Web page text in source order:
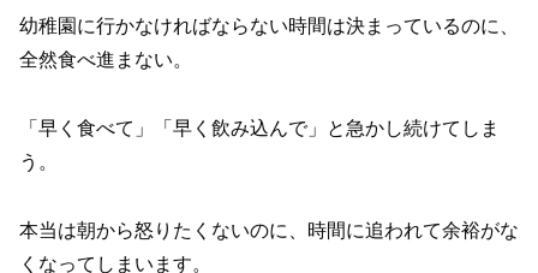
幼稚園に行かなければならない時間は決まっているのに、
全然食べ進まない。
「早く食べて」「早く飲み込んで」と急かし続けてしま
う。
本当は朝から怒りたくないのに、時間に追われて余裕がな
くなってしまいます。